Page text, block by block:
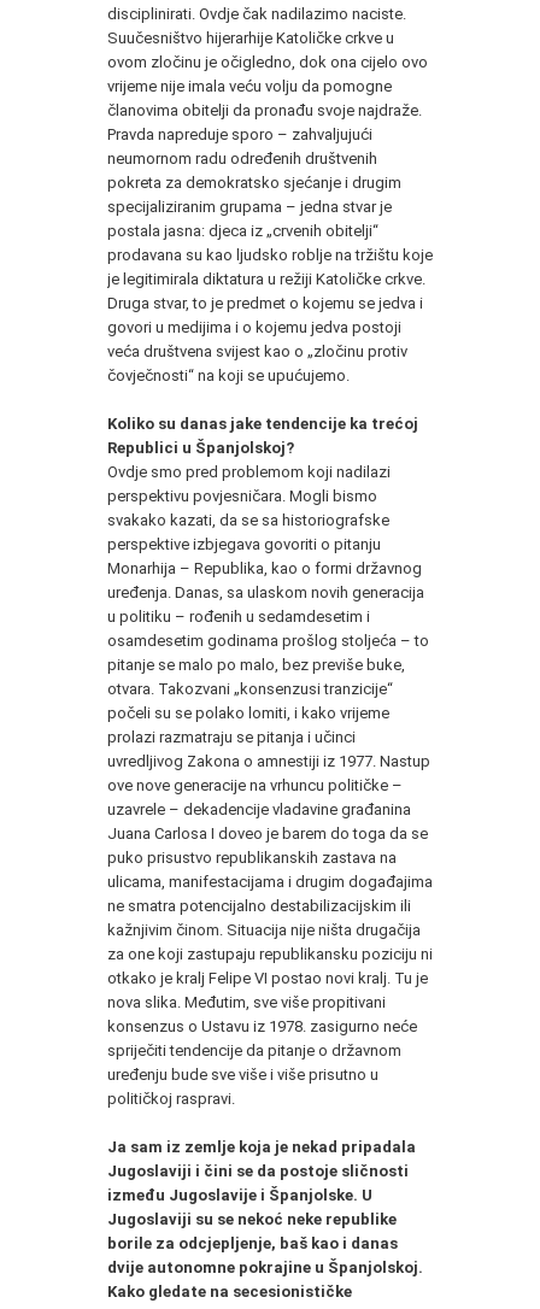
disciplinirati. Ovdje čak nadilazimo naciste.
Suučesništvo hijerarhije Katoličke crkve u
ovom zločinu je očigledno, dok ona cijelo ovo
vrijeme nije imala veću volju da pomogne
članovima obitelji da pronađu svoje najdraže.
Pravda napreduje sporo – zahvaljujući
neumornom radu određenih društvenih
pokreta za demokratsko sjećanje i drugim
specijaliziranim grupama – jedna stvar je
postala jasna: djeca iz „crvenih obitelji“
prodavana su kao ljudsko roblje na tržištu koje
je legitimirala diktatura u režiji Katoličke crkve.
Druga stvar, to je predmet o kojemu se jedva i
govori u medijima i o kojemu jedva postoji
veća društvena svijest kao o „zločinu protiv
čovječnosti“ na koji se upućujemo.
Koliko su danas jake tendencije ka trećoj
Republici u Španjolskoj?
Ovdje smo pred problemom koji nadilazi
perspektivu povjesničara. Mogli bismo
svakako kazati, da se sa historiografske
perspektive izbjegava govoriti o pitanju
Monarhija – Republika, kao o formi državnog
uređenja. Danas, sa ulaskom novih generacija
u politiku – rođenih u sedamdesetim i
osamdesetim godinama prošlog stoljeća – to
pitanje se malo po malo, bez previše buke,
otvara. Takozvani „konsenzusi tranzicije“
počeli su se polako lomiti, i kako vrijeme
prolazi razmatraju se pitanja i učinci
uvredljivog Zakona o amnestiji iz 1977. Nastup
ove nove generacije na vrhuncu političke –
uzavrele – dekadencije vladavine građanina
Juana Carlosa I doveo je barem do toga da se
puko prisustvo republikanskih zastava na
ulicama, manifestacijama i drugim događajima
ne smatra potencijalno destabilizacijskim ili
kažnjivim činom. Situacija nije ništa drugačija
za one koji zastupaju republikansku poziciju ni
otkako je kralj Felipe VI postao novi kralj. Tu je
nova slika. Međutim, sve više propitivani
konsenzus o Ustavu iz 1978. zasigurno neće
spriječiti tendencije da pitanje o državnom
uređenju bude sve više i više prisutno u
političkoj raspravi.
Ja sam iz zemlje koja je nekad pripadala
Jugoslaviji i čini se da postoje sličnosti
između Jugoslavije i Španjolske. U
Jugoslaviji su se nekoć neke republike
borile za odcjepljenje, baš kao i danas
dvije autonomne pokrajine u Španjolskoj.
Kako gledate na secesionističke